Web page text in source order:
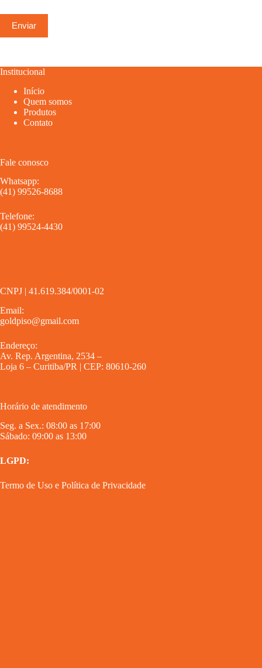
Enviar
Institucional
Início
Quem somos
Produtos
Contato
Fale conosco
Whatsapp:
(41) 99526-8688
Telefone:
(41) 99524-4430
CNPJ | 41.619.384/0001-02
Email:
goldpiso@gmail.com
Endereço:
Av. Rep. Argentina, 2534 –
Loja 6 – Curitiba/PR | CEP: 80610-260
Horário de atendimento
Seg. a Sex.: 08:00 as 17:00
Sábado: 09:00 as 13:00
LGPD:
Termo de Uso e Política de Privacidade